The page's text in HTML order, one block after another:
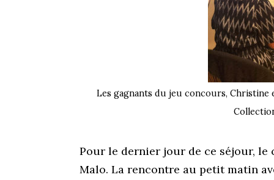
Les gagnants du jeu concours,
Pour le dernier jour de ce séjour,
Malo. La rencontre au petit matin